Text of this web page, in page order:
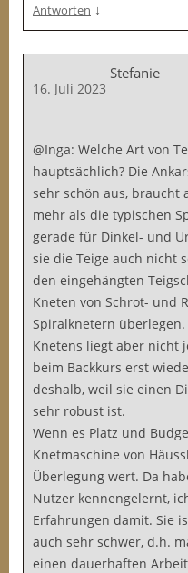
Antworten ↓
Stefanie
16. Juli 2023
@Inga: Welche Art von
hauptsächlich? Die
sehr schön aus, braucht
mehr als die typischen
gerade für Dinkel- und
sie die Teige auch nicht
den eingehängten
Kneten von Schrot- und
Spiralknetern
Knetens liegt aber nicht
beim Backkurs erst
deshalb, weil sie einen
sehr robust ist.
Wenn es Platz und
Knetmaschine von
Überlegung wert. Da
Nutzer kennengelernt,
Erfahrungen damit. Sie
auch sehr schwer, d.h.
einen dauerhaften